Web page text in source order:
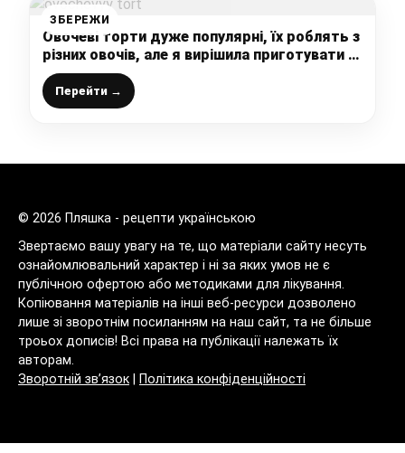
ЗБЕРЕЖИ
Овочеві торти дуже популярні, їх роблять з
різних овочів, але я вирішила приготувати з
картоплі
Перейти →
© 2026 Пляшка - рецепти українською
Звертаємо вашу увагу на те, що матеріали сайту несуть
ознайомлювальний характер і ні за яких умов не є
публічною офертою або методиками для лікування.
Копіювання матеріалів на інші веб-ресурси дозволено
лише зі зворотнім посиланням на наш сайт, та не більше
троьох дописів! Всі права на публікації належать їх
авторам.
Зворотній зв’язок
Політика конфіденційності